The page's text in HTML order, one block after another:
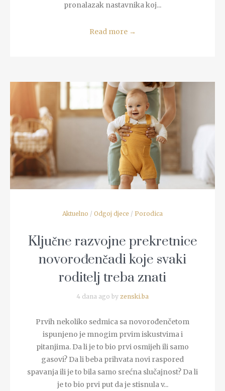
pronalazak nastavnika koj...
Read more →
READ MORE
Aktuelno / Odgoj djece / Porodica
Ključne razvojne prekretnice
novorođenčadi koje svaki
roditelj treba znati
4 dana ago by zenski.ba
Prvih nekoliko sedmica sa novorođenčetom
ispunjeno je mnogim prvim iskustvima i
pitanjima. Da li je to bio prvi osmijeh ili samo
gasovi? Da li beba prihvata novi raspored
spavanja ili je to bila samo srećna slučajnost? Da li
je to bio prvi put da je stisnula v...